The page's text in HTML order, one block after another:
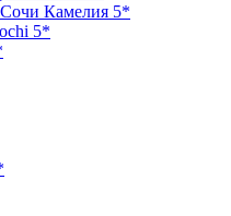
Сочи Камелия 5*
5*